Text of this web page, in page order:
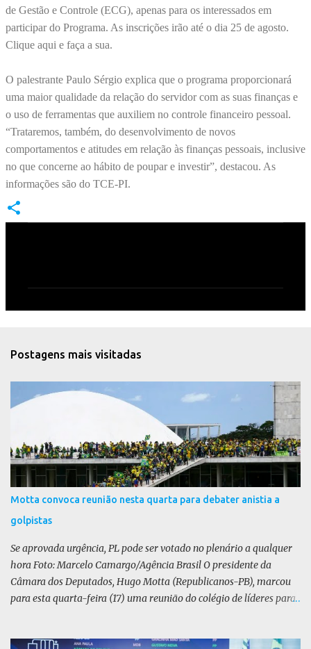
de Gestão e Controle (ECG), apenas para os interessados em
participar do Programa. As inscrições irão até o dia 25 de agosto.
Clique aqui e faça a sua.
O palestrante Paulo Sérgio explica que o programa proporcionará
uma maior qualidade da relação do servidor com as suas finanças e
o uso de ferramentas que auxiliem no controle financeiro pessoal.
“Trataremos, também, do desenvolvimento de novos
comportamentos e atitudes em relação às finanças pessoais, inclusive
no que concerne ao hábito de poupar e investir”, destacou. As
informações são do TCE-PI.
á
r
i
Postagens mais visitadas
Motta convoca reunião nesta quarta para debater anistia a
golpistas
Se aprovada urgência, PL pode ser votado no plenário a qualquer
hora Foto: Marcelo Camargo/Agência Brasil O presidente da
Câmara dos Deputados, Hugo Motta (Republicanos-PB), marcou
para esta quarta-feira (17) uma reunião do colégio de líderes para